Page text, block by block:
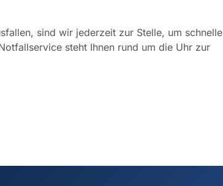
sind wir jederzeit zur Stelle, um schnelle
steht Ihnen rund um die Uhr zur